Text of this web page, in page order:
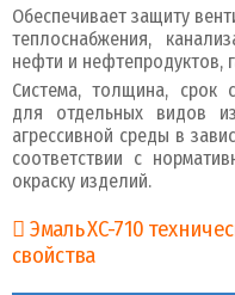
Обеспечивает защиту
теплоснабжения,
нефти и нефтепродуктов,
Система, толщина, срок
для отдельных видов
агрессивной среды в
соответствии с
окраску изделий.
Эмаль ХС-710
свойства